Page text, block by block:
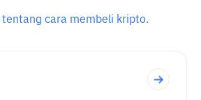
cara membeli kripto.